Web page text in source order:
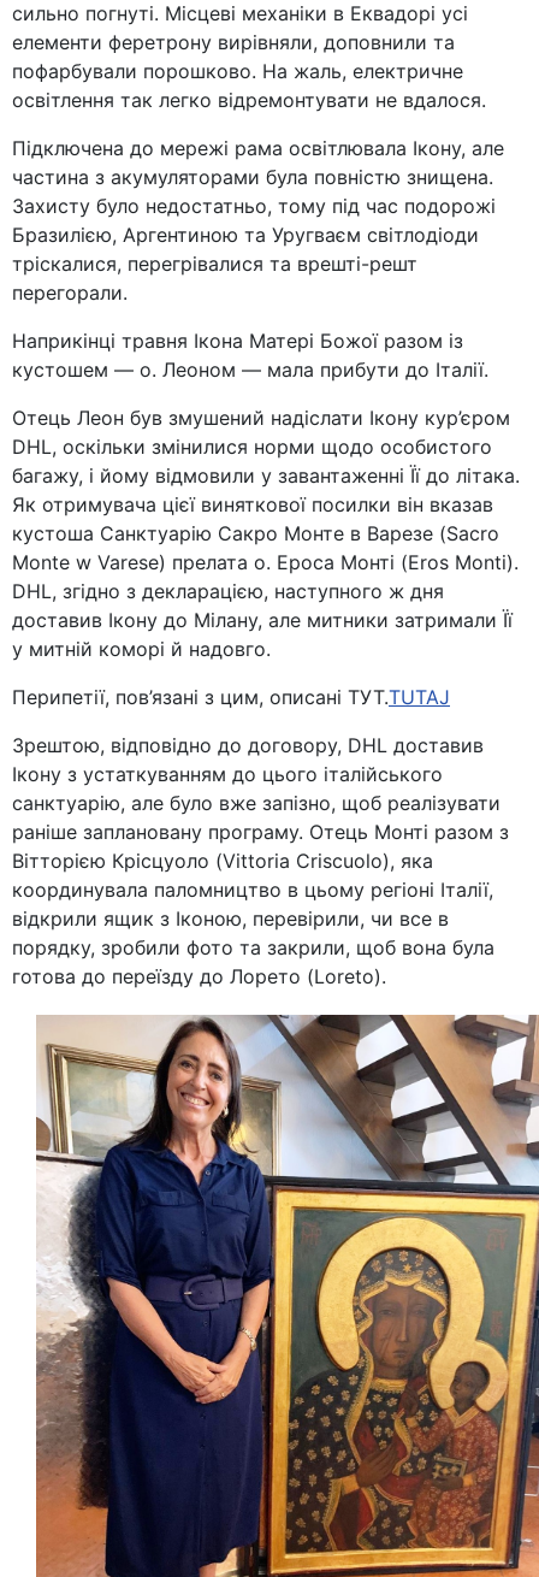
сильно погнуті. Місцеві механіки в Еквадорі усі
елементи феретрону вирівняли, доповнили та
пофарбували порошково. На жаль, електричне
освітлення так легко відремонтувати не вдалося.
Підключена до мережі рама освітлювала Ікону, але
частина з акумуляторами була повністю знищена.
Захисту було недостатньо, тому під час подорожі
Бразилією, Аргентиною та Уругваєм світлодіоди
тріскалися, перегрівалися та врешті-решт
перегорали.
Наприкінці травня Ікона Матері Божої разом із
кустошем — о. Леоном — мала прибути до Італії.
Отець Леон був змушений надіслати Ікону кур’єром
DHL, оскільки змінилися норми щодо особистого
багажу, і йому відмовили у завантаженні Її до літака.
Як отримувача цієї виняткової посилки він вказав
кустоша Санктуарію Сакро Монте в Варезе (Sacro
Monte w Varese) прелата о. Ероса Монті (Eros Monti).
DHL, згідно з декларацією, наступного ж дня
доставив Ікону до Мілану, але митники затримали Її
у митній коморі й надовго.
Перипетії, пов’язані з цим, описані ТУТ.TUTAJ
Зрештою, відповідно до договору, DHL доставив
Ікону з устаткуванням до цього італійського
санктуарію, але було вже запізно, щоб реалізувати
раніше заплановану програму. Отець Монті разом з
Вітторією Крісцуоло (Vittoria Criscuolo), яка
координувала паломництво в цьому регіоні Італії,
відкрили ящик з Іконою, перевірили, чи все в
порядку, зробили фото та закрили, щоб вона була
готова до переїзду до Лорето (Loreto).